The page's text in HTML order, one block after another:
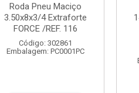
Roda Pneu Maciço
3.50x8x3/4 Extraforte
FORCE /REF. 116
Código: 302861
Embalagem: PC0001PC